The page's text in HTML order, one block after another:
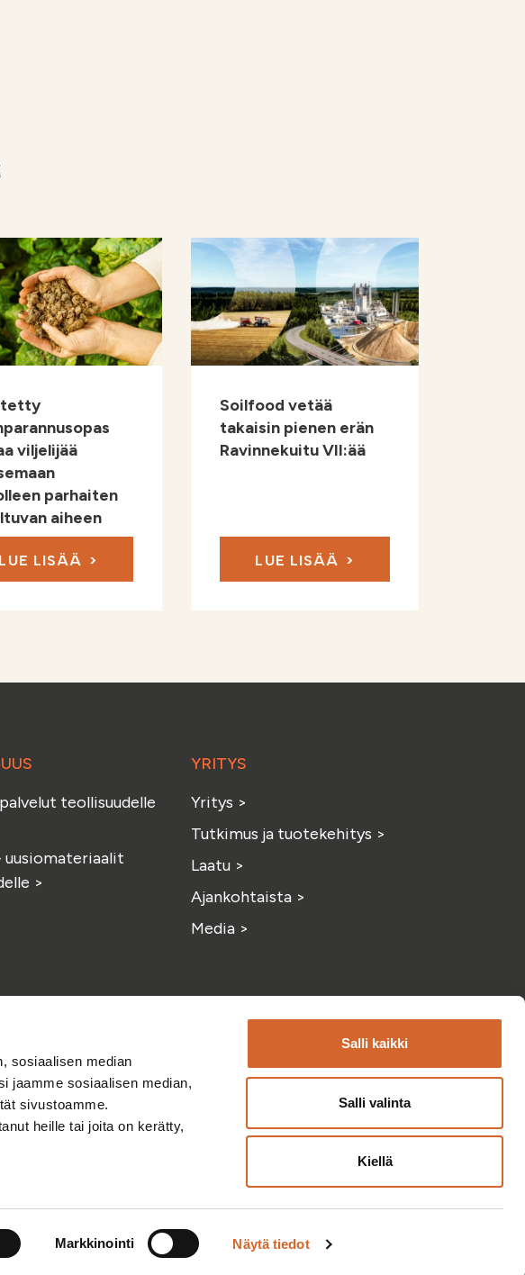
sosiaalisen median
jaamme sosiaalisen median,
sivustoamme.
heille tai joita on kerätty,
Markkinointi Näytä tiedot
Salli kaikki
Salli valinta
Kiellä
viljelijää
parhaiten
aiheen
LUE LISÄÄ
Soilfood vetää
takaisin pienen erän
Ravinnekuitu VII:ää
LUE LISÄÄ
teollisuudelle
uusiomateriaalit
>
YRITYS
Yritys >
Tutkimus ja tuotekehitys >
Laatu >
Ajankohtaista >
Media >
LinkedinInstagramYouTube